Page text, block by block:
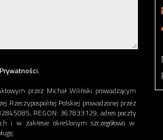
przez Michał Wiliński prowadzącym
Rzeczypospolitej Polskiej prowadzonej przez
REGON: 367833129, adres poczty
i w zakresie określonym szczegółowo w